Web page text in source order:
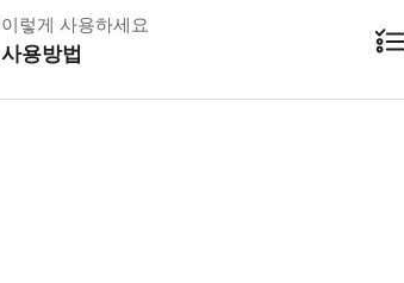
이렇게 사용하세요
사용방법